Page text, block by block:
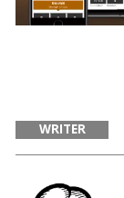
WRITER